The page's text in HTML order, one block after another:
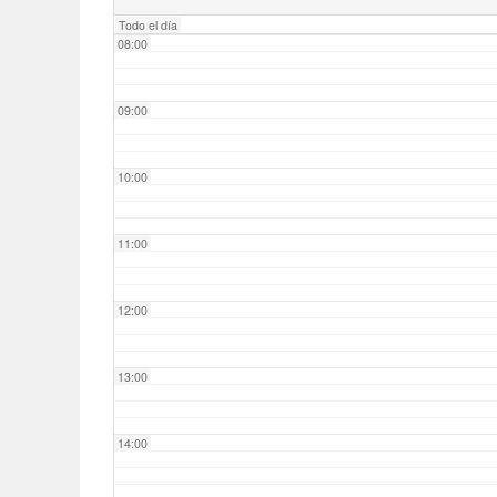
Todo el día
08:00
09:00
10:00
11:00
12:00
13:00
14:00